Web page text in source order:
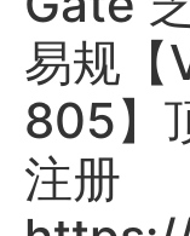
易规【
805】
注册